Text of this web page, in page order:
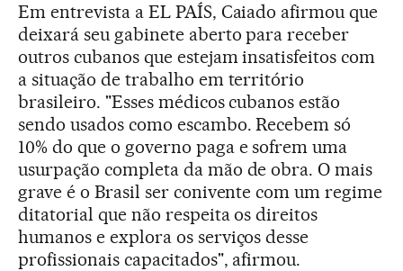
Em entrevista a EL PAÍS, Caiado afirmou que
deixará seu gabinete aberto para receber
outros cubanos que estejam insatisfeitos com
a situação de trabalho em território
brasileiro. "Esses médicos cubanos estão
sendo usados como escambo. Recebem só
10% do que o governo paga e sofrem uma
usurpação completa da mão de obra. O mais
grave é o Brasil ser conivente com um regime
ditatorial que não respeita os direitos
humanos e explora os serviços desse
profissionais capacitados", afirmou.